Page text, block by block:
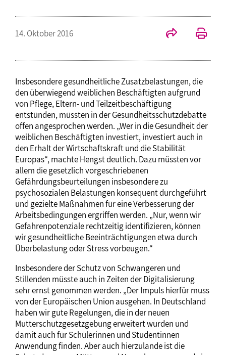
14. Oktober 2016
Insbesondere gesundheitliche Zusatzbelastungen, die
den überwiegend weiblichen Beschäftigten aufgrund
von Pflege, Eltern- und Teilzeitbeschäftigung
entstünden, müssten in der Gesundheitsschutzdebatte
offen angesprochen werden. „Wer in die Gesundheit der
weiblichen Beschäftigten investiert, investiert auch in
den Erhalt der Wirtschaftskraft und die Stabilität
Europas“, machte Hengst deutlich. Dazu müssten vor
allem die gesetzlich vorgeschriebenen
Gefährdungsbeurteilungen insbesondere zu
psychosozialen Belastungen konsequent durchgeführt
und gezielte Maßnahmen für eine Verbesserung der
Arbeitsbedingungen ergriffen werden. „Nur, wenn wir
Gefahrenpotenziale rechtzeitig identifizieren, können
wir gesundheitliche Beeinträchtigungen etwa durch
Überbelastung oder Stress vorbeugen.“
Insbesondere der Schutz von Schwangeren und
Stillenden müsste auch in Zeiten der Digitalisierung
sehr ernst genommen werden. „Der Impuls hierfür muss
von der Europäischen Union ausgehen. In Deutschland
haben wir gute Regelungen, die in der neuen
Mutterschutzgesetzgebung erweitert wurden und
damit auch für Schülerinnen und Studentinnen
Anwendung finden. Aber auch hierzulande ist die